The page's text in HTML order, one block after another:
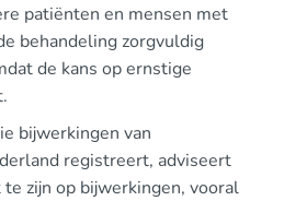
patiënten en mensen met
behandeling zorgvuldig
de kans op ernstige
bijwerkingen van
registreert, adviseert
zijn op bijwerkingen, vooral